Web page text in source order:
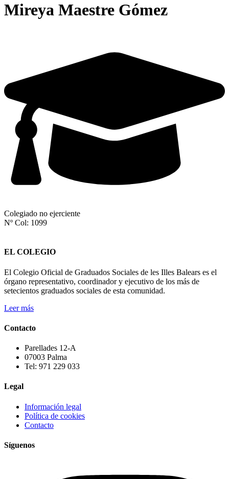
Mireya Maestre Gómez
Colegiado no ejerciente
Nº Col: 1099
EL COLEGIO
El Colegio Oficial de Graduados Sociales de les Illes Balears es el
órgano representativo, coordinador y ejecutivo de los más de
setecientos graduados sociales de esta comunidad.
Leer más
Contacto
Parellades 12-A
07003 Palma
Tel: 971 229 033
Legal
Información legal
Política de cookies
Contacto
Síguenos